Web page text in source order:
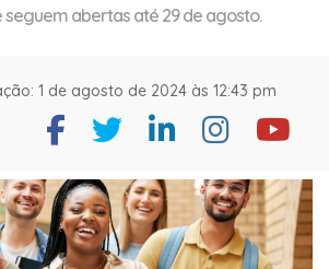
seguem abertas até 29 de agosto.
1 de agosto de 2024 às 12:43 pm